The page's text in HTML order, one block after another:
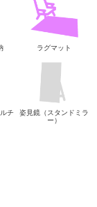
ラグマット
チ
姿見鏡（スタンドミラ
ー）